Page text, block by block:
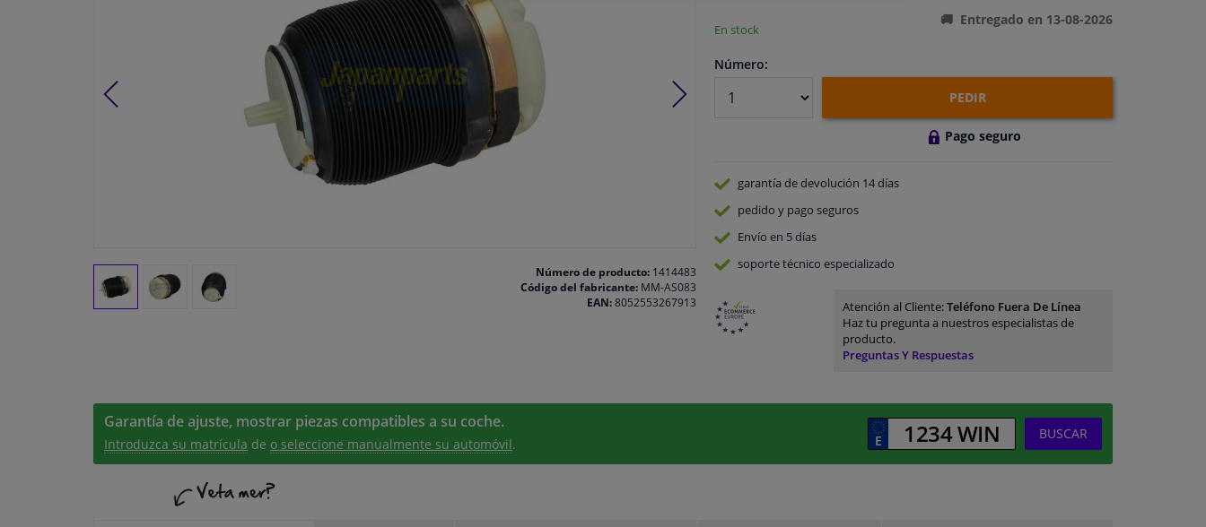
Número de producto:1414483
Código del fabricante:MM-AS083
EAN:8052553267913
En stock
Entregado en 13-08-2026
Número:
PEDIR
Pago seguro
garantía de devolución 14 días
pedido y pago seguros
Envío en 5 días
soporte técnico especializado
Atención al Cliente:Teléfono Fuera De Línea
Haz tu pregunta a nuestros especialistas de
producto.
Preguntas Y Respuestas
Garantía de ajuste, mostrar piezas compatibles a su coche.
Introduzca su matrícula de o seleccione manualmente su automóvil.
BUSCAR